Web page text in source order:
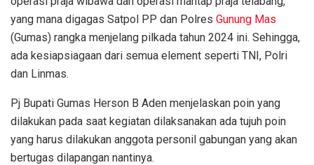
yang mana digagas Satpol PP dan Polres Gunung Mas
(Gumas) rangka menjelang pilkada tahun 2024 ini. Sehingga,
ada kesiapsiagaan dari semua element seperti TNI, Polri
dan Linmas.
Pj Bupati Gumas Herson B Aden menjelaskan poin yang
dilakukan pada saat kegiatan dilaksanakan ada tujuh poin
yang harus dilakukan anggota personil gabungan yang akan
bertugas dilapangan nantinya.